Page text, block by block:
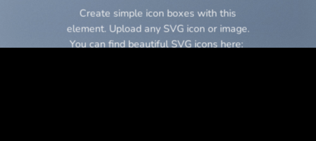
Create simple icon boxes with this
element. Upload any SVG icon or image.
You can find beautiful SVG icons here: